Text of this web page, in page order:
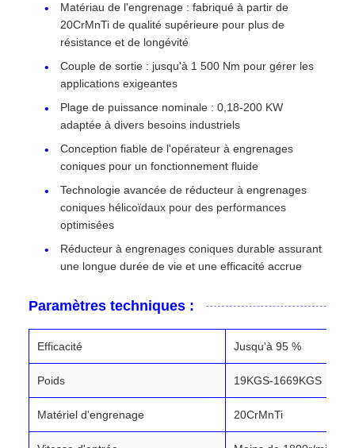
Matériau de l'engrenage : fabriqué à partir de
20CrMnTi de qualité supérieure pour plus de
résistance et de longévité
Couple de sortie : jusqu'à 1 500 Nm pour gérer les
applications exigeantes
Plage de puissance nominale : 0,18-200 KW
adaptée à divers besoins industriels
Conception fiable de l'opérateur à engrenages
coniques pour un fonctionnement fluide
Technologie avancée de réducteur à engrenages
coniques hélicoïdaux pour des performances
optimisées
Réducteur à engrenages coniques durable assurant
une longue durée de vie et une efficacité accrue
Paramètres techniques :
Efficacité Jusqu'à 95 %
Poids 19KGS-1669KGS
Matériel d'engrenage 20CrMnTi